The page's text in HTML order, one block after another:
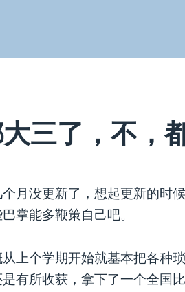
三了，不，
月没更新了，想起更新的时
掌能多鞭策自己吧。
从上个学期开始就基本把各种
有所收获，拿下了一个全国